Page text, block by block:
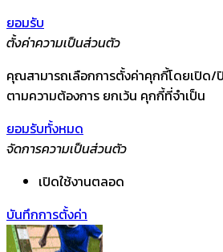
ยอมรับ
ตั้งค่าความเป็นส่วนตัว
คุณสามารถเลือกการตั้งค่าคุกกี้โดยเปิด/
ตามความต้องการ ยกเว้น คุกกี้ที่จำเป็น
ยอมรับทั้งหมด
จัดการความเป็นส่วนตัว
เปิดใช้งานตลอด
บันทึกการตั้งค่า